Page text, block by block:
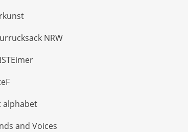
NRW
alphabet
and Voices